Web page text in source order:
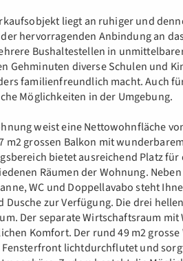
liegt an ruhiger und
der hervorragenden Anbindung an
Bushaltestellen in
Gehminuten diverse Schulen und
familienfreundlich macht. Auch
Möglichkeiten in der Umgebung.
weist eine Nettowohnfläche
m2 grossen Balkon mit
bietet ausreichend Platz
Räumen der Wohnung.
WC und Doppellavabo steht
Dusche zur Verfügung. Die drei
Der separate Wirtschaftsraum
Komfort. Der rund 49 m2
Fensterfront lichtdurchflutet und